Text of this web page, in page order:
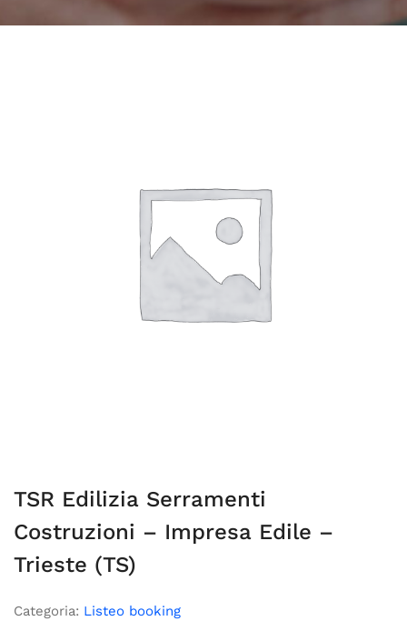
TSR Edilizia Serramenti
Costruzioni – Impresa Edile –
Trieste (TS)
Categoria: Listeo booking